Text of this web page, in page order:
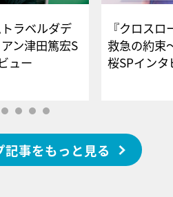
トラベルダデ
ン津田篤宏S
ビュー
『クロス
救急の約束
桜SPイ
記事をもっと見る